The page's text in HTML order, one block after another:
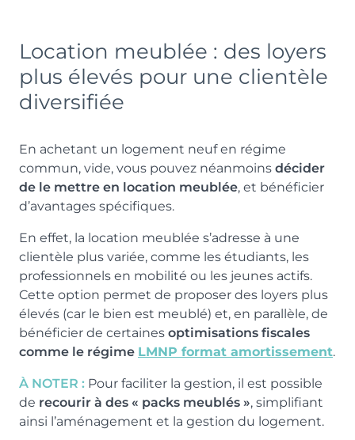
Location meublée : des loyers
plus élevés pour une clientèle
diversifiée
En achetant un logement neuf en régime
commun, vide, vous pouvez néanmoins décider
de le mettre en location meublée, et bénéficier
d’avantages spécifiques.
En effet, la location meublée s’adresse à une
clientèle plus variée, comme les étudiants, les
professionnels en mobilité ou les jeunes actifs.
Cette option permet de proposer des loyers plus
élevés (car le bien est meublé) et, en parallèle, de
bénéficier de certaines optimisations fiscales
comme le régime LMNP format amortissement.
À NOTER : Pour faciliter la gestion, il est possible
de recourir à des « packs meublés », simplifiant
ainsi l’aménagement et la gestion du logement.